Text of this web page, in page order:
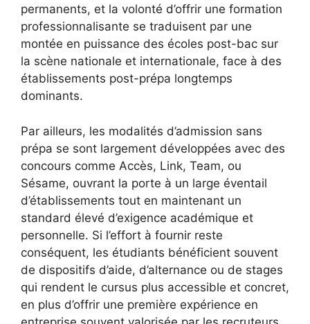
permanents, et la volonté d’offrir une formation
professionnalisante se traduisent par une
montée en puissance des écoles post-bac sur
la scène nationale et internationale, face à des
établissements post-prépa longtemps
dominants.
Par ailleurs, les modalités d’admission sans
prépa se sont largement développées avec des
concours comme Accès, Link, Team, ou
Sésame, ouvrant la porte à un large éventail
d’établissements tout en maintenant un
standard élevé d’exigence académique et
personnelle. Si l’effort à fournir reste
conséquent, les étudiants bénéficient souvent
de dispositifs d’aide, d’alternance ou de stages
qui rendent le cursus plus accessible et concret,
en plus d’offrir une première expérience en